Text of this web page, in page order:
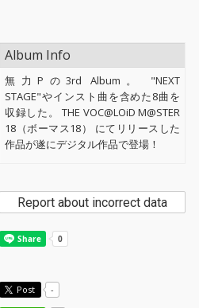
Album Info
無力Pの3rd Album。 "NEXT
STAGE"やインスト曲を含めた8曲を
収録した。 THE VOC@LOiD M@STER
18（ボーマス18） にてリリースした
作品が遂にデジタル作品で登場！
Report about incorrect data
Post -